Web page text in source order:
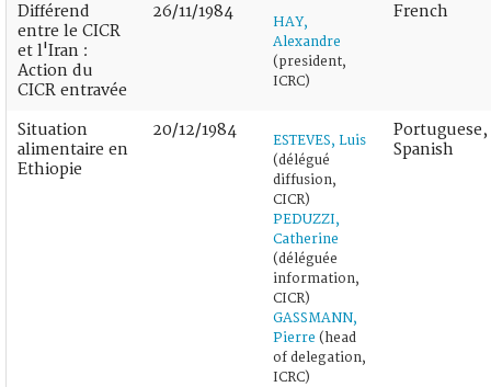
Différend
entre le CICR
et l'Iran :
Action du
CICR entravée
26/11/1984
HAY,
Alexandre
(president,
ICRC)
French
Situation
alimentaire en
Ethiopie
20/12/1984
ESTEVES, Luis
(délégué
diffusion,
CICR)
PEDUZZI,
Catherine
(déléguée
information,
CICR)
GASSMANN,
Pierre (head
of delegation,
ICRC)
Portuguese,
Spanish